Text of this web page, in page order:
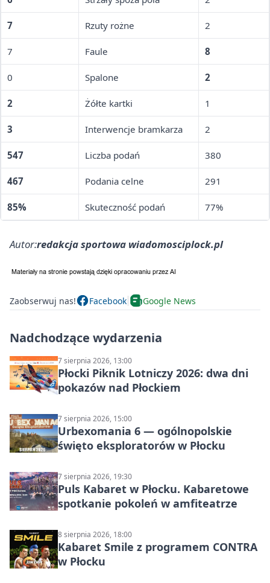
7 Rzuty rożne 2
7 Faule 8
0 Spalone 2
2 Żółte kartki 1
3 Interwencje bramkarza 2
547 Liczba podań 380
467 Podania celne 291
85% Skuteczność podań 77%
Autor:redakcja sportowa wiadomosciplock.pl
Zaobserwuj nas! Facebook Google News
Nadchodzące wydarzenia
7 sierpnia 2026, 13:00
Płocki Piknik Lotniczy 2026: dwa dni
pokazów nad Płockiem
7 sierpnia 2026, 15:00
Urbexomania 6 — ogólnopolskie
święto eksploratorów w Płocku
7 sierpnia 2026, 19:30
Puls Kabaret w Płocku. Kabaretowe
spotkanie pokoleń w amfiteatrze
8 sierpnia 2026, 18:00
Kabaret Smile z programem CONTRA
w Płocku